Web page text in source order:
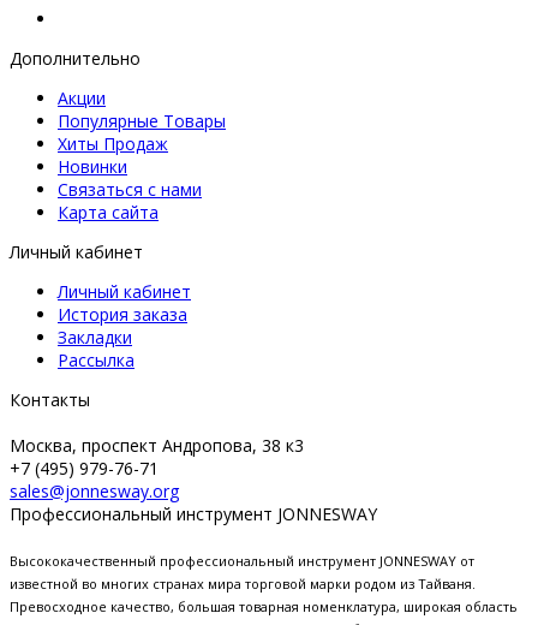
Дополнительно
Акции
Популярные Товары
Хиты Продаж
Новинки
Связаться с нами
Карта сайта
Личный кабинет
Личный кабинет
История заказа
Закладки
Рассылка
Контакты
Москва, проспект Андропова, 38 к3
+7 (495) 979-76-71
sales@jonnesway.org
Профессиональный инструмент JONNESWAY
Высококачественный профессиональный инструмент JONNESWAY от
известной во многих странах мира торговой марки родом из Тайваня.
Превосходное качество, большая товарная номенклатура, широкая область